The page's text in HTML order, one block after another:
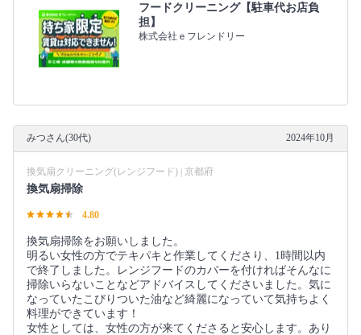
フードクリーニング【駐車代お店負
担】
株式会社ｅフレンドリー
みつさん(30代) 2024年10月
換気扇クリーニング(レンジフード) | 京都府
換気扇掃除
4.80
換気扇掃除をお願いしました。
明るい女性の方でテキパキと作業してくださり、1時間以内
で終了しました。レンジフードのカバーを付ければそんなに
掃除いらないことなどアドバイスしてくださいました。気に
なっていたこびりついた油など綺麗になっていて気持ちよく
料理ができています！
女性としては、女性の方が来てくださると安心します。あり